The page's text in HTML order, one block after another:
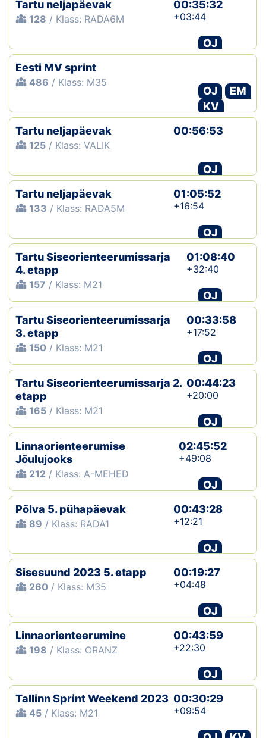
Tartu neljapäevak
128 / Klass: RADA6M
00:35:32
+03:44
OJ
Eesti MV sprint
486 / Klass: M35
OJ
EM
KV
Tartu neljapäevak
125 / Klass: VALIK
00:56:53
OJ
Tartu neljapäevak
133 / Klass: RADA5M
01:05:52
+16:54
OJ
Tartu Siseorienteerumissarja
4. etapp
157 / Klass: M21
01:08:40
+32:40
OJ
Tartu Siseorienteerumissarja
3. etapp
150 / Klass: M21
00:33:58
+17:52
OJ
Tartu Siseorienteerumissarja 2.
etapp
165 / Klass: M21
00:44:23
+20:00
OJ
Linnaorienteerumise
Jõulujooks
212 / Klass: A-MEHED
02:45:52
+49:08
OJ
Põlva 5. pühapäevak
89 / Klass: RADA1
00:43:28
+12:21
OJ
Sisesuund 2023 5. etapp
260 / Klass: M35
00:19:27
+04:48
OJ
Linnaorienteerumine
198 / Klass: ORANZ
00:43:59
+22:30
OJ
Tallinn Sprint Weekend 2023
45 / Klass: M21
00:30:29
+09:54